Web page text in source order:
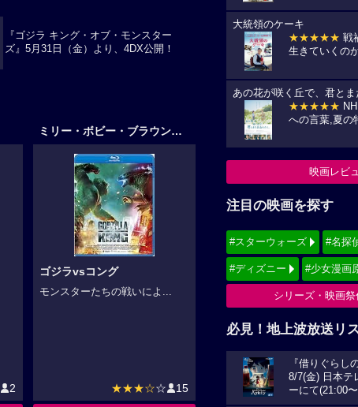
『ゴジラ キング・オブ・モンスター
ズ』5月31日（金）より、4DX公開！
2
ミリー・ボビー・ブラウン作品
ゴジラvsコング
モンスターたちの戦いによ...
★★★☆☆ 15
大統領のケーキ
★★★★★ 戦
生きていくの
あの花が咲く丘で、君とま
★★★★★
への言葉,夏の
映画レビ
注目の映画を探す
#スターウォーズ #名探
#ディズニー #少女漫画
シリーズ・映画
必見！地上波放送リ
『借りぐらし
8/7(金) 日本テ
ーにて(21:00